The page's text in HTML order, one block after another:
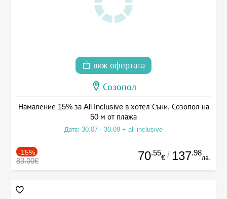
виж офертата
Созопол
Намаление 15% за All Inclusive в хотел Съни, Созопол на
50 м от плажа
Дата: 30.07 - 30.09 + all inclusive
-15%
83.00€ 70.55
€ / 137.98
лв.